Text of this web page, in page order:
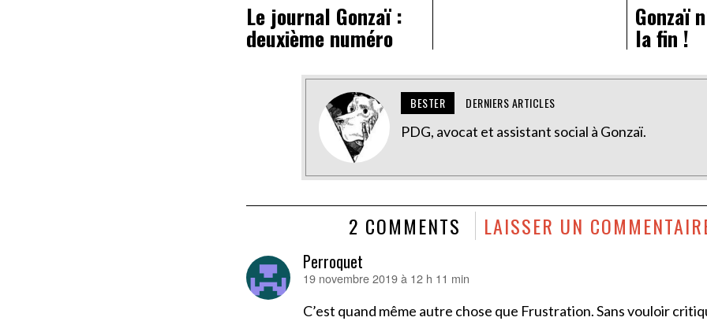
Le journal Gonzaï :
deuxième numéro
Gonzaï
la fin !
BESTER DERNIERS ARTICLES
PDG, avocat et assistant social à Gonzaï.
2 COMMENTS LAISSER UN
Perroquet
dit :
19 novembre 2019 à 12 h 11 min
C’est quand même autre chose que Frustration. Sans vouloir